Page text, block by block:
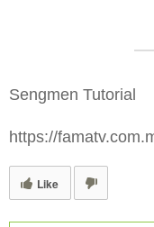
Sengmen Tutorial
https://
Like